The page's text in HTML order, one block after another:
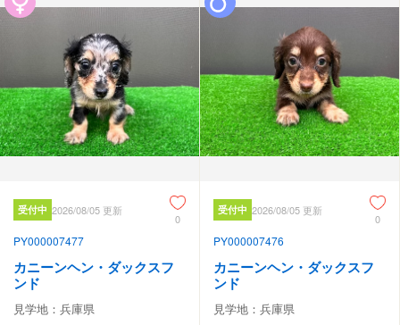
受付中 2026/08/05 更新
0
PY000007477
カニーンヘン・ダックスフ
ンド
見学地：兵庫県
受付中 2026/08/05 更新
0
PY000007476
カニーンヘン・ダックスフ
ンド
見学地：兵庫県